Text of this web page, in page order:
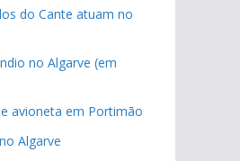
do Cante atuam no
no Algarve (em
avioneta em Portimão
Algarve